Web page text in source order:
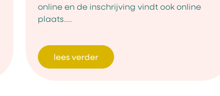
online en de inschrijving vindt ook online
plaats....
lees verder